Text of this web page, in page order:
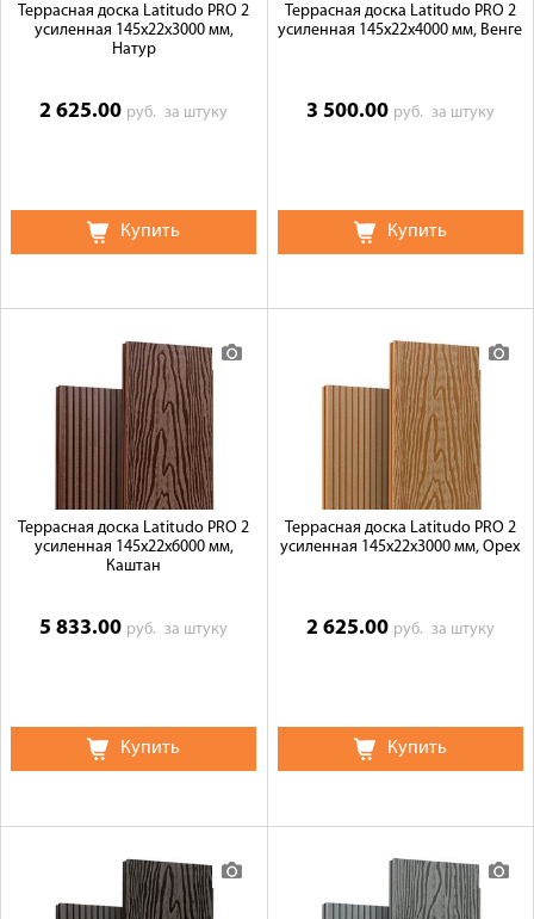
Террасная доска Latitudo PRO 2
усиленная 145х22х3000 мм,
Натур
2 625.00 руб.за штуку
Купить
Террасная доска Latitudo PRO 2
усиленная 145х22х4000 мм, Венге
3 500.00 руб. за штуку
Купить
Террасная доска Latitudo PRO 2
усиленная 145х22х6000 мм,
Каштан
5 833.00 руб.за штуку
Купить
Террасная доска Latitudo PRO 2
усиленная 145х22х3000 мм, Орех
2 625.00 руб. за штуку
Купить